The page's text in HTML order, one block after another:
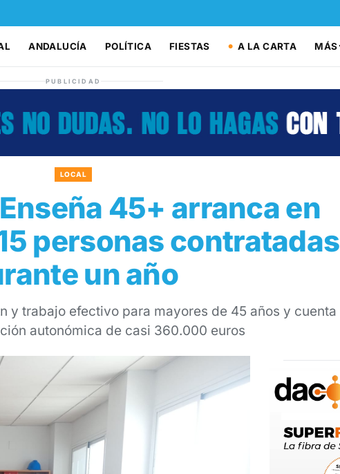
ANDALUCÍA POLÍTICA FIESTAS A LA CARTA MÁS
PUBLICIDAD
LOCAL
45+ arranca en
personas contratadas
un año
y trabajo efectivo para mayores de 45 años y cuenta
autonómica de casi 360.000 euros